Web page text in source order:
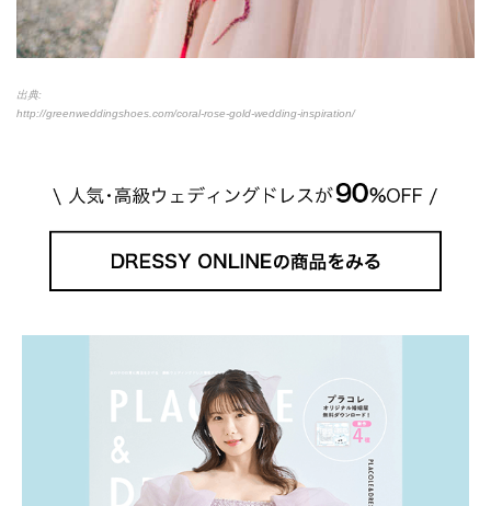
出典:
http://greenweddingshoes.com/coral-rose-gold-wedding-inspiration/